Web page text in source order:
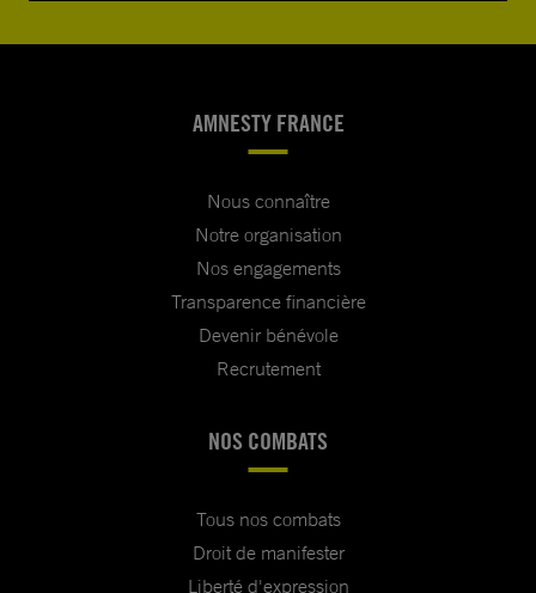
AMNESTY FRANCE
Nous connaître
Notre organisation
Nos engagements
Transparence financière
Devenir bénévole
Recrutement
NOS COMBATS
Tous nos combats
Droit de manifester
Liberté d'expression